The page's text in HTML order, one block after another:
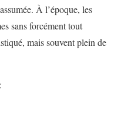
À l’époque, les
sans forcément tout
mais souvent plein de